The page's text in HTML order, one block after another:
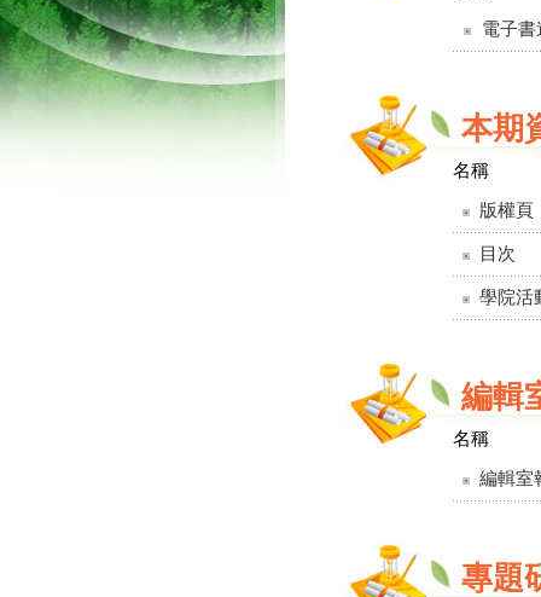
電子書
本期
名稱
版權頁
目次
學院活
編輯
名稱
編輯室
專題